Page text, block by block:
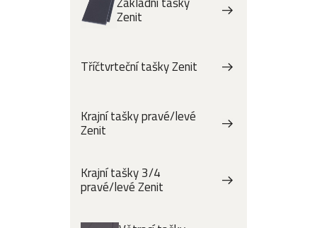
Zenit
Tříčtvrteční tašky Zenit
Krajní tašky pravé/levé
Zenit
Krajní tašky 3/4
pravé/levé Zenit